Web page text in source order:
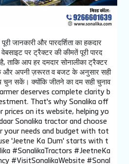
जानकारी और पारदर्शिता का हकदार
पर ट्रैक्टर की कीमतें पूरी पारद
ताकि आप हर दमदार सोनालीका ट्रैक्टर
और अपनी ज़रूरत व बजट के अनुसार सही
चुन सकें। क्योंकि जीतने का दम सही चुनाव
deserves complete clarity b
That's why Sonalika off
on its website, helping yo
Sonalika tractor and choose
needs and budget with tot
'Jeetne Ka Dum' starts with t
#SonalikaTractors #JeetneKa
#VisitSonalikaWebsite #Sonal